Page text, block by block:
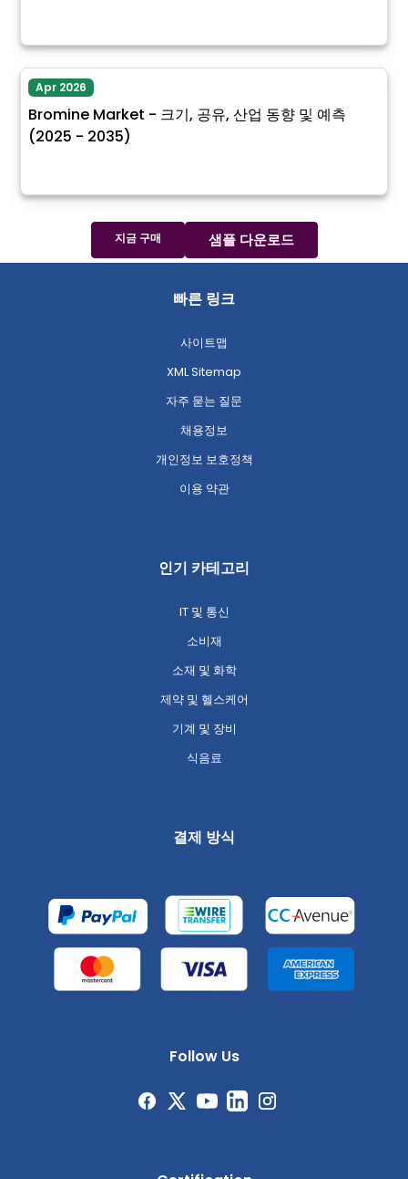
Apr 2026
Bromine Market - 크기, 공유, 산업 동향 및 예측
(2025 - 2035)
지금 구매 샘플 다운로드
빠른 링크
사이트맵
XML Sitemap
자주 묻는 질문
채용정보
개인정보 보호정책
이용 약관
인기 카테고리
IT 및 통신
소비재
소재 및 화학
제약 및 헬스케어
기계 및 장비
식음료
결제 방식
Follow Us